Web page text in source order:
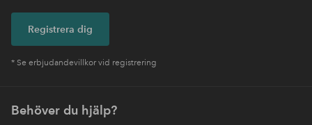
Registrera dig
* Se erbjudandevillkor vid registrering
Behöver du hjälp?